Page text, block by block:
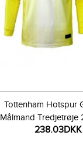
Tottenham Hotspur
Målmand
238.03DKK